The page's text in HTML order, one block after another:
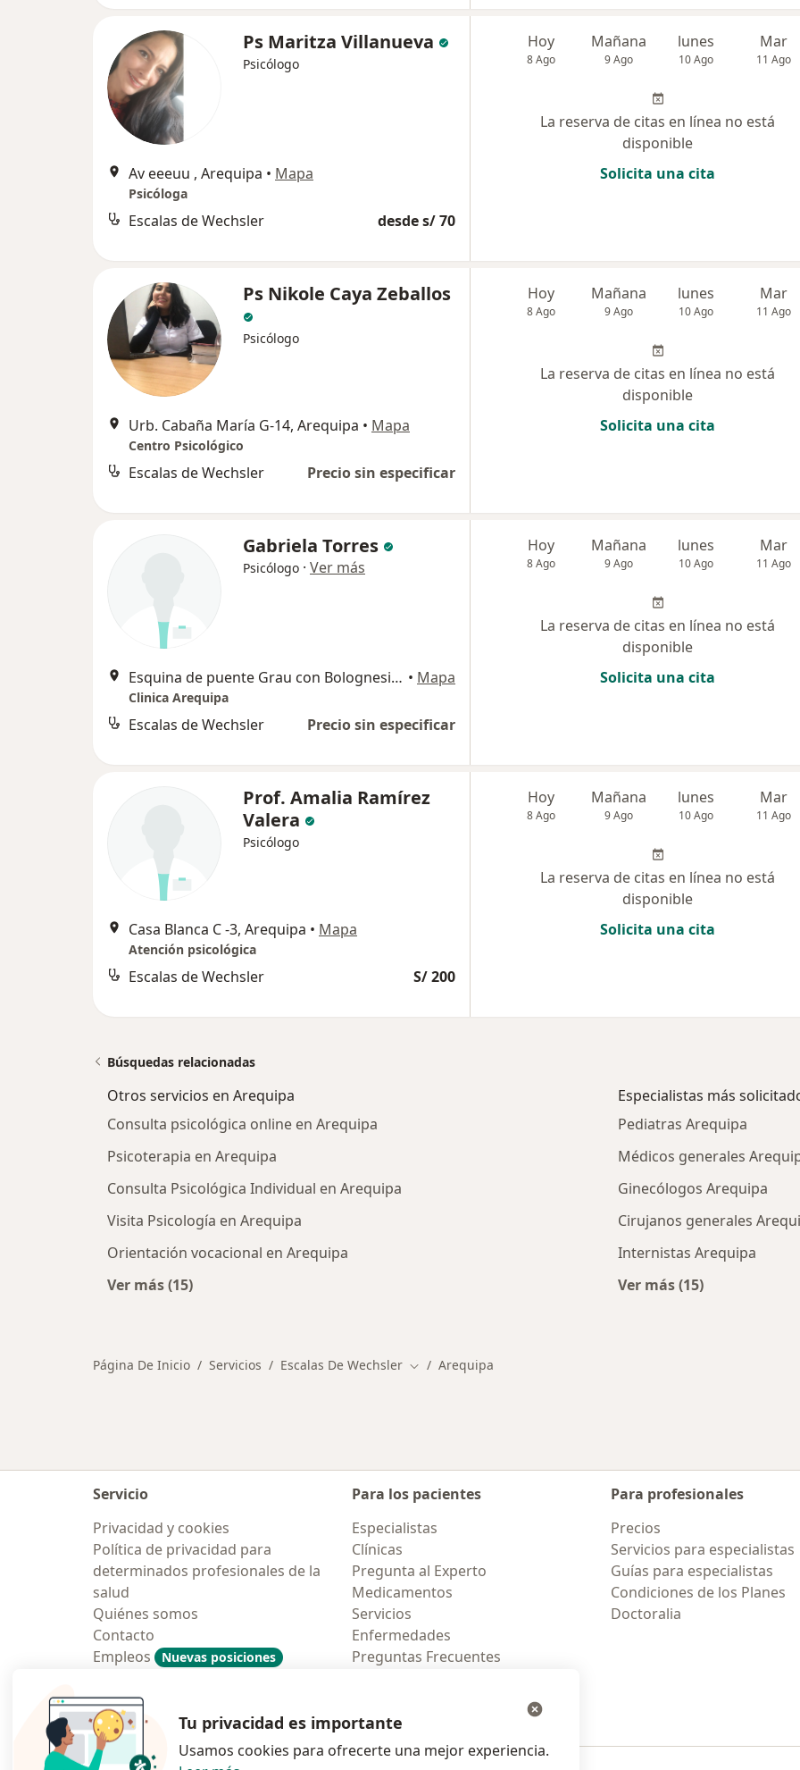
Ps Maritza Villanueva
Psicólogo
Av eeeuu , Arequipa • Mapa
Psicóloga
Escalas de Wechsler desde s/ 70
Hoy
8 Ago
Mañana
9 Ago
lunes
10 Ago
Mar
11 Ago
La reserva de citas en línea no está
disponible
Solicita una cita
Ps Nikole Caya Zeballos
Psicólogo
Urb. Cabaña María G-14, Arequipa • Mapa
Centro Psicológico
Escalas de Wechsler Precio sin especificar
Hoy
8 Ago
Mañana
9 Ago
lunes
10 Ago
Mar
11 Ago
La reserva de citas en línea no está
disponible
Solicita una cita
Gabriela Torres
Psicólogo · Ver más
Esquina de puente Grau con Bolognesi SN, Arequipa • Mapa
Clinica Arequipa
Escalas de Wechsler Precio sin especificar
Hoy
8 Ago
Mañana
9 Ago
lunes
10 Ago
Mar
11 Ago
La reserva de citas en línea no está
disponible
Solicita una cita
Prof. Amalia Ramírez
Valera
Psicólogo
Casa Blanca C -3, Arequipa • Mapa
Atención psicológica
Escalas de Wechsler S/ 200
Hoy
8 Ago
Mañana
9 Ago
lunes
10 Ago
Mar
11 Ago
La reserva de citas en línea no está
disponible
Solicita una cita
Búsquedas relacionadas
Otros servicios en Arequipa
Consulta psicológica online en Arequipa
Psicoterapia en Arequipa
Consulta Psicológica Individual en Arequipa
Visita Psicología en Arequipa
Orientación vocacional en Arequipa
Ver más (15)
Especialistas más
Pediatras Arequipa
Médicos generales
Ginecólogos Arequipa
Cirujanos generales
Internistas Arequipa
Ver más (15)
Página De Inicio Servicios Escalas De Wechsler Cambiar de ciudad
Arequipa
Servicio
Privacidad y cookies
Política de privacidad para
determinados profesionales de la
salud
Quiénes somos
Contacto
Empleos
Nuevas posiciones
Contratación
Para los pacientes
Especialistas
Clínicas
Pregunta al Experto
Medicamentos
Servicios
Enfermedades
Preguntas Frecuentes
Para profesionales
Precios
Servicios para especialistas
Guías para especialistas
Condiciones de los Planes
Doctoralia
Tu privacidad es importante
Usamos cookies para ofrecerte una mejor experiencia.